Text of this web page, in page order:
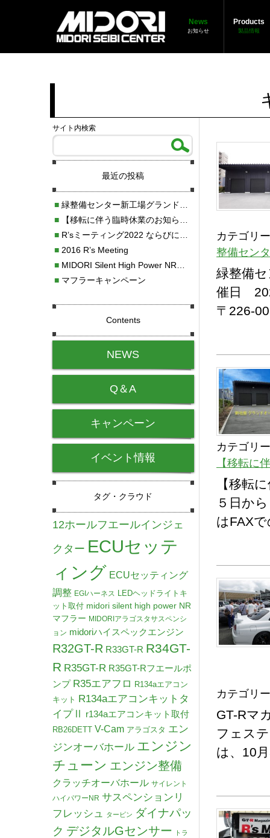
News
お知らせ
Products
製品情報
カテゴリ
整備セン
緑整備
催日
〒226-
カテゴリ
【移転に
【移転
５日か
はFAX
カテゴリ
GT-Rマ
フェス
は、10
サイト内検索
最近の投稿
■緑整備センター新工場グランドオープンのお知らせ！！
■【移転に伴う臨時休業のお知らせ】
■R’sミーティング2022 ならびにニスモフェスティバル2022 ブース出展のお知らせ
■2016 R’s Meeting
■MIDORI Silent High Power NRⅡ取付
■マフラーキャンペーン
Contents
NEWS
Q＆A
キャンペーン
イベント情報
タグ・クラウド
12ホールフエールインジェ
クター ECUセッテ
ィング ECUセッティング
調整 EGIハーネス LEDヘッドライトキ
ット取付 midori silent high power NR
マフラー MIDORIアラゴスタサスペンシ
ョン midoriハイスペックエンジン
R32GT-R R33GT-R R34GT-
R R35GT-R R35GT-Rフエールポ
ンプ R35エアフロ R134aエアコン
キット R134aエアコンキットタ
イプⅡ
r134aエアコンキット取付
RB26DETT V-Cam アラゴスタ エン
ジンオーバホール エンジン
チューン エンジン整備
クラッチオーバホール サイレント
ハイパワーNR サスペンションリ
フレッシュ
タービン ダイナパッ
ク デジタルGセンサー
トラ